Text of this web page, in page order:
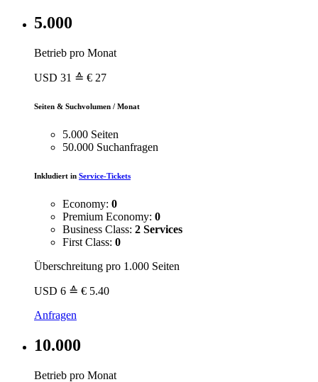
5.000
Betrieb pro Monat
USD 31 ≙ € 27
Seiten & Suchvolumen / Monat
5.000 Seiten
50.000 Suchanfragen
Inkludiert in Service-Tickets
Economy: 0
Premium Economy: 0
Business Class: 2 Services
First Class: 0
Überschreitung pro 1.000 Seiten
USD 6 ≙ € 5.40
Anfragen
10.000
Betrieb pro Monat